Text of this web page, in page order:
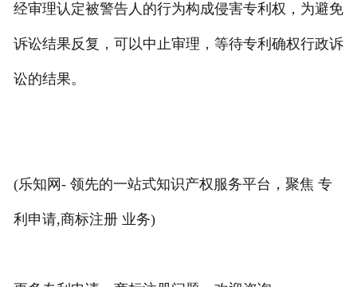
经审理认定被警告人的行为构成侵害专利权，为避免
诉讼结果反复，可以中止审理，等待专利确权行政诉
讼的结果。
(乐知网- 领先的一站式知识产权服务平台，聚焦 专
利申请,商标注册 业务)